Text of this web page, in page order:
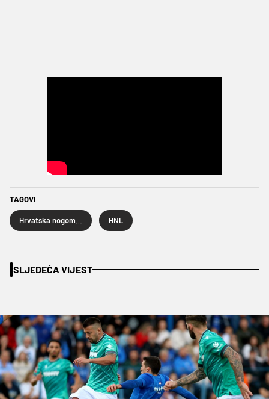
TAGOVI
HNL
SLJEDEĆA VIJEST